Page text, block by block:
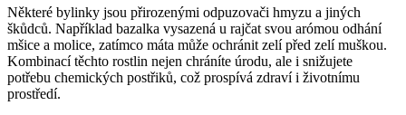
Některé bylinky jsou přirozenými odpuzovači hmyzu a jiných
škůdců. Například bazalka vysazená u rajčat svou arómou odhání
mšice a molice, zatímco máta může ochránit zelí před zelí muškou.
Kombinací těchto rostlin nejen chráníte úrodu, ale i snižujete
potřebu chemických postřiků, což prospívá zdraví i životnímu
prostředí.